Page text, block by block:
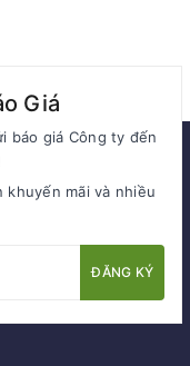
Giá
báo giá Công ty đến
khuyến mãi và nhiều
ĐĂNG KÝ